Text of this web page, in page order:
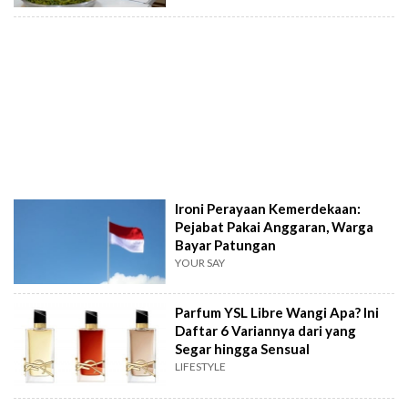
Ironi Perayaan Kemerdekaan:
Pejabat Pakai Anggaran, Warga
Bayar Patungan
YOUR SAY
Parfum YSL Libre Wangi Apa? Ini
Daftar 6 Variannya dari yang
Segar hingga Sensual
LIFESTYLE